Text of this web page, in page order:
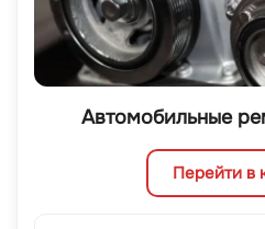
Автомобильные
Перейти в